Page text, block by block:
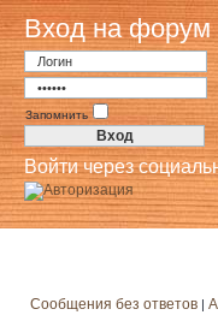
Вход на форум
Запомнить
Войти через
Сообщения без ответов |